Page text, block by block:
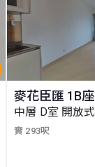
麥花臣匯 1B座
中層 D室 開放式
實 293呎